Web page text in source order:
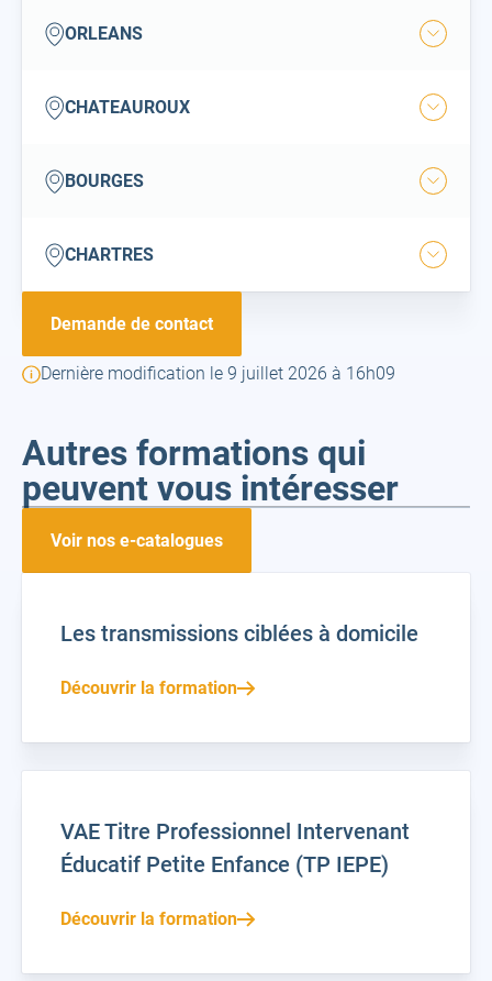
orleans
ORLEANS
Ouvrir
chateauroux
CHATEAUROUX
Ouvrir
bourges
BOURGES
Ouvrir
chartres
CHARTRES
Ouvrir
Demande de contact
Dernière modification le 9 juillet 2026 à 16h09
Autres formations qui
peuvent vous intéresser
Voir nos e-catalogues
Les transmissions ciblées à domicile
Découvrir la formation
VAE Titre Professionnel Intervenant
Éducatif Petite Enfance (TP IEPE)
Découvrir la formation